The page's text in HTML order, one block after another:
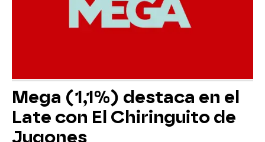
Mega (1,1%) destaca en el
Late con El Chiringuito de
Jugones